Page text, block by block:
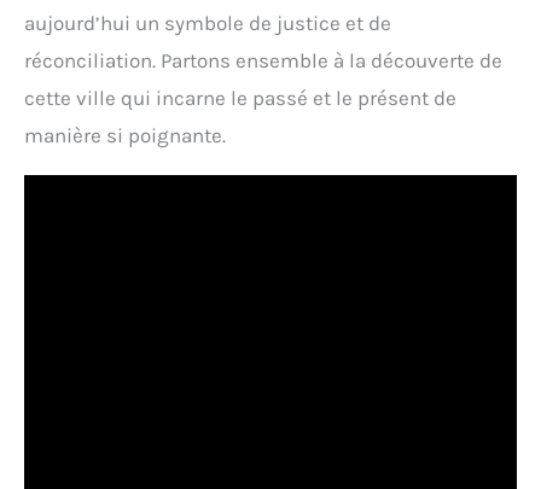
aujourd’hui un symbole de justice et de
réconciliation. Partons ensemble à la découverte de
cette ville qui incarne le passé et le présent de
manière si poignante.